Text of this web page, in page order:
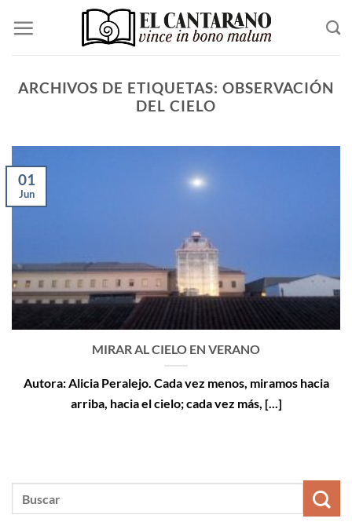
contenido
ARCHIVOS DE ETIQUETAS: OBSERVACIÓN
DEL CIELO
MIRAR AL CIELO EN VERANO
Autora: Alicia Peralejo. Cada vez menos, miramos hacia
arriba, hacia el cielo; cada vez más, [...]
01
Jun